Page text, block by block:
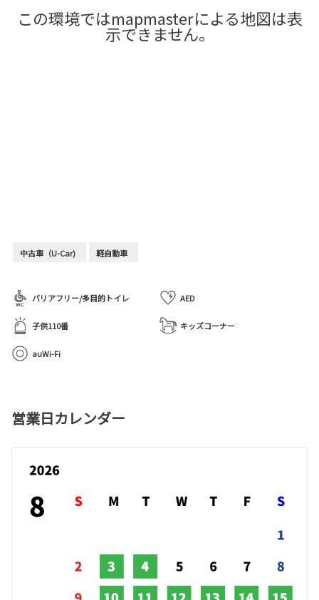
中古車（U-Car) 軽自動車
バリアフリー/多目的トイレ AED
子供110番 キッズコーナー
auWi-Fi
この環境ではmapmasterによる地図は表
示できません。
営業日カレンダー